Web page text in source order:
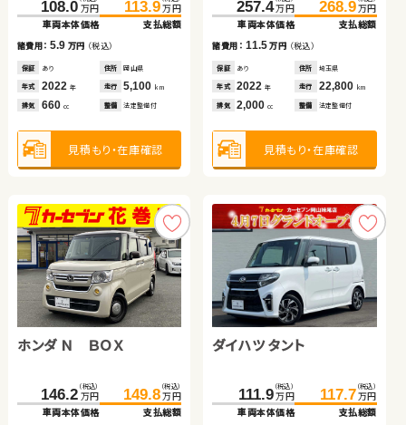
108.0 万円
車両本体価格
113.9万円
支払総額
諸費用：5.9 万円 （税込）
保証 あり 住所 岡山県
年式 2022 年 走行 5,100 km
排気 660 cc 整備 法定整備付
見積もり・在庫確認
257.4万円
車両本体価格
268.9万円
支払総額
諸費用： 11.5万円 （税込）
保証 あり 住所 埼玉県
年式 2022年 走行 22,800 km
排気 2,000cc 整備 法定整備付
見積もり・在庫確認
ホンダ Ｎ ＢＯＸ
146.2 （税込）
万円
車両本体価格
149.8 （税込）
万円
支払総額
ダイハツ タント
111.9 （税込）
万円
車両本体価格
117.7 （税込）
万円
支払総額
86.0 万円
車両本体価格
97.4万円
支払総額
諸費用：11.4万円（税込）
保証 あり 住所 愛知県
年式 2022 年 走行 50,000km
排気 660 cc 整備 法定整備付
見積もり・在庫確認
189.0万円
車両本体価格
198.0万円
支払総額
諸費用： 9.0万円（税込）
保証 なし 住所 宮城県
年式 2021年 走行 82,100 km
排気 1,800cc 整備 法定整備付
見積もり・在庫確認
スズキ アルト ＨＢ
81.6 （税込）
万円
車両本体価格
89.8 （税込）
万円
支払総額
トヨタ ルーミー
93.0 （税込）
万円
車両本体価格
98.1 （税込）
万円
支払総額
685.0 万円
車両本体価格
698.8万円
支払総額
諸費用：13.8万円（税込）
保証 あり 住所 北海道
年式 2024 年 走行 15,000km
排気 2,500 整備 法定整備付
見積もり・在庫確認
53.0万円
車両本体価格
69.8万円
支払総額
諸費用： 16.8万円 （税込）
保証 あり 住所 青森県
年式 2014年 走行 113,700km
排気 2,000cc 整備 法定整備付
見積もり・在庫確認
スズキ スイフト
50.3 （税込）
万円
車両本体価格
60.8 （税込）
万円
支払総額
トヨタ ヴェルファイア
316.3 （税込）
万円
車両本体価格
329.7 （税込）
万円
支払総額